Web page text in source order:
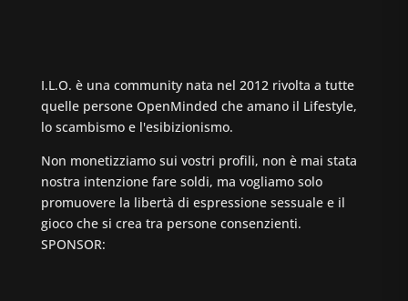
I.L.O. è una community nata nel 2012 rivolta a tutte
quelle persone OpenMinded che amano il Lifestyle,
lo scambismo e l'esibizionismo.
Non monetizziamo sui vostri profili, non è mai stata
nostra intenzione fare soldi, ma vogliamo solo
promuovere la libertà di espressione sessuale e il
gioco che si crea tra persone consenzienti.
SPONSOR: